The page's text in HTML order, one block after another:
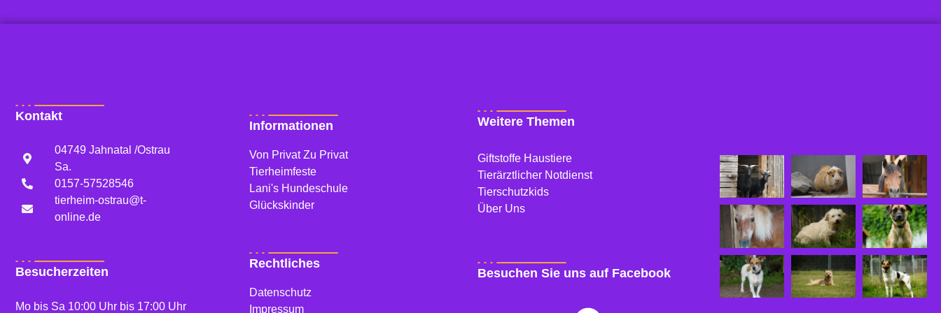
Kontakt
04749 Jahnatal /Ostrau
Sa.
0157-57528546
tierheim-ostrau@t-
online.de
Besucherzeiten
Mo bis Sa 10:00 Uhr bis 17:00 Uhr
Informationen
Von Privat Zu Privat
Tierheimfeste
Lani's Hundeschule
Glückskinder
Rechtliches
Datenschutz
Impressum
Weitere Themen
Giftstoffe Haustiere
Tierärztlicher Notdienst
Tierschutzkids
Über Uns
Besuchen Sie uns auf Facebook